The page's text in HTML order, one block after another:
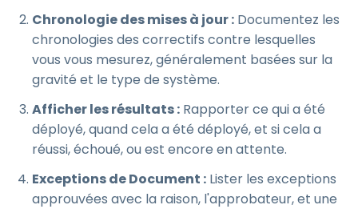
Chronologie des mises à jour : Documentez les
chronologies des correctifs contre lesquelles
vous vous mesurez, généralement basées sur la
gravité et le type de système.
Afficher les résultats : Rapporter ce qui a été
déployé, quand cela a été déployé, et si cela a
réussi, échoué, ou est encore en attente.
Exceptions de Document : Lister les exceptions
approuvées avec la raison, l'approbateur, et une